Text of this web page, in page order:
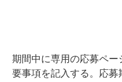
期間中に専用の応募ペ
要事項を記入する。応募